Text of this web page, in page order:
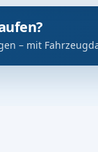
– mit